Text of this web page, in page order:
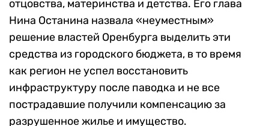
отцовства, материнства и детства. Его глава
Нина Останина назвала «неуместным»
решение властей Оренбурга выделить эти
средства из городского бюджета, в то время
как регион не успел восстановить
инфраструктуру после паводка и не все
пострадавшие получили компенсацию за
разрушенное жилье и имущество.